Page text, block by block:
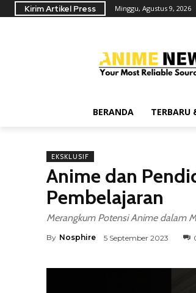
Kirim Artikel Press Minggu, Agustus 9, 2026
BERANDA TERBARU
EKSKLUSIF
Anime dan
Pembelajaran
Merangkum Potensi Anime dalam
By Nosphire 5 September 2023